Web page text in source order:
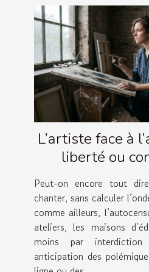
L’artiste face à
liberté ou
Peut-on encore tout
chanter, sans calculer
comme ailleurs,
ateliers, les maisons
moins par
anticipation des